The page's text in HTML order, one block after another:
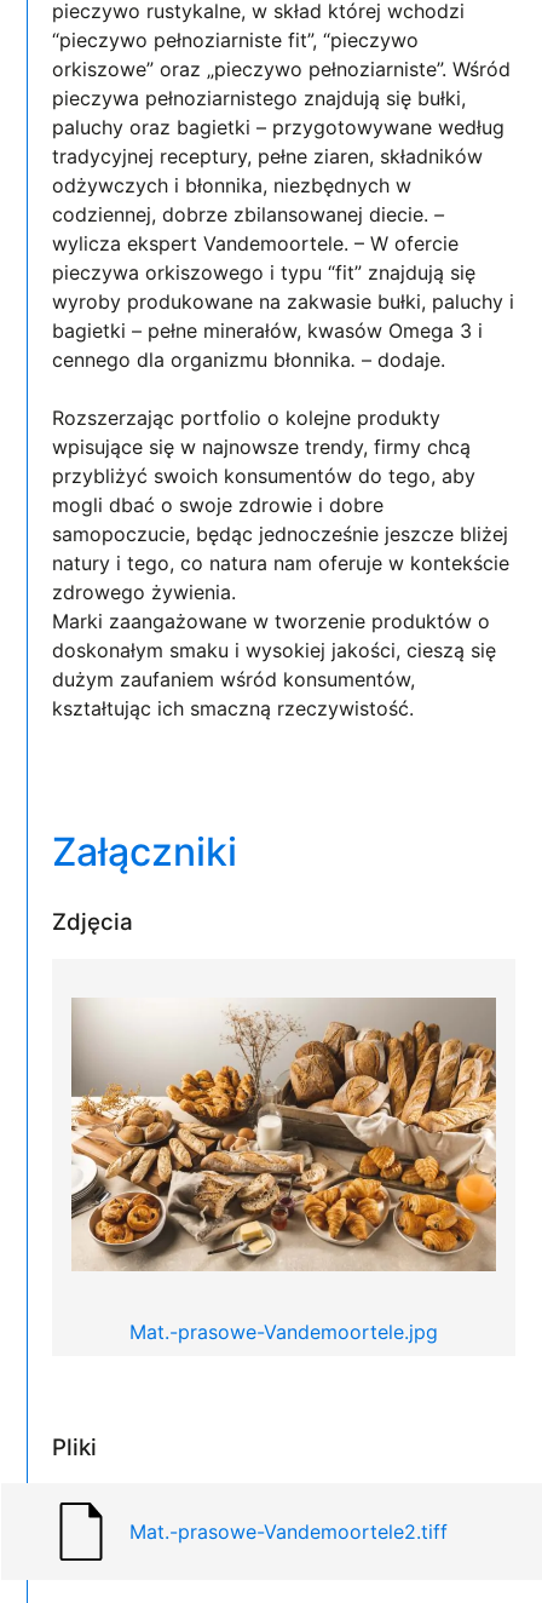
pieczywo rustykalne, w skład której wchodzi
“pieczywo pełnoziarniste fit”, “pieczywo
orkiszowe” oraz „pieczywo pełnoziarniste”. Wśród
pieczywa pełnoziarnistego znajdują się bułki,
paluchy oraz bagietki – przygotowywane według
tradycyjnej receptury, pełne ziaren, składników
odżywczych i błonnika, niezbędnych w
codziennej, dobrze zbilansowanej diecie.–
wylicza ekspert Vandemoortele. – W ofercie
pieczywa orkiszowego i typu “fit” znajdują się
wyroby produkowane na zakwasie bułki, paluchy i
bagietki – pełne minerałów, kwasów Omega 3 i
cennego dla organizmu błonnika.– dodaje.
Rozszerzając portfolio o kolejne produkty
wpisujące się w najnowsze trendy, firmy chcą
przybliżyć swoich konsumentów do tego, aby
mogli dbać o swoje zdrowie i dobre
samopoczucie, będąc jednocześnie jeszcze bliżej
natury i tego, co natura nam oferuje w kontekście
zdrowego żywienia.
Marki zaangażowane w tworzenie produktów o
doskonałym smaku i wysokiej jakości, cieszą się
dużym zaufaniem wśród konsumentów,
kształtując ich smaczną rzeczywistość.
Załączniki
Zdjęcia
Mat.-prasowe-Vandemoortele.jpg
Pliki
Mat.-prasowe-Vandemoortele2.tiff